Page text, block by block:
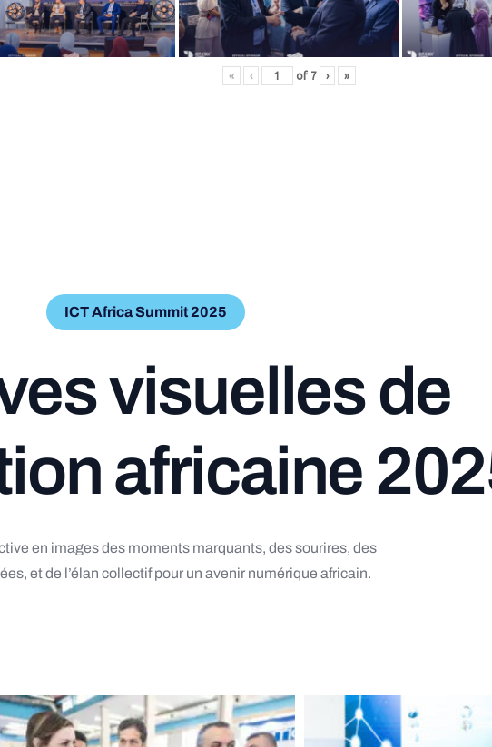
« ‹ of 7 › »
ICT Africa Summit 2025
esvisuellesde
ionafricaine 202
en images des moments marquants, des sourires, des
et de l’élan collectif pour un avenir numérique africain.